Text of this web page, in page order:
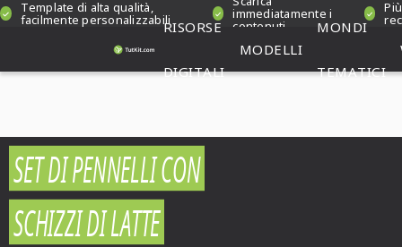
Template di alta qualità,
facilmente personalizzabili immediatamente i
contenuti
RISORSE
DIGITALI
MODELLI
MONDI
TEMATICI
SET DI PENNELLI CON
SCHIZZI DI LATTE